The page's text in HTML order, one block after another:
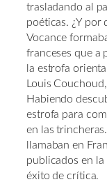
trasladando al
poéticas. ¿Y por
Vocance
franceses que a
la estrofa
Louis
Habiendo
estrofa para
en las
llamaban en
publicados en la
éxito de crítica.